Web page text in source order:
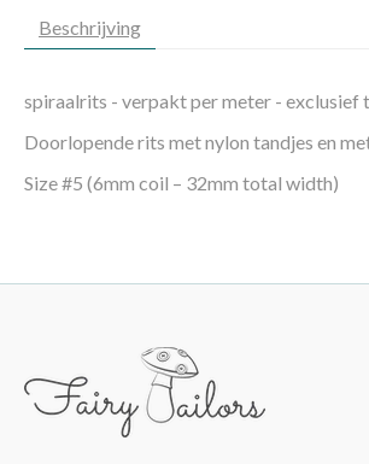
Beschrijving
spiraalrits - verpakt per meter - exclusief
Doorlopende rits met nylon tandjes en
Size #5 (6mm coil – 32mm total width)